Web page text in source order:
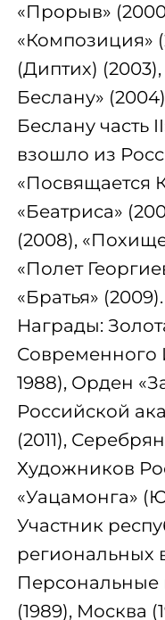
«Прорыв»
«Композиция»
(Диптих)
Беслану»
Беслану часть
взошло из
«Посвящается
«Беатриса»
(2008),
«Полет
«Братья» (2009).
Награды:
Современного
1988), Орден
Российской
(2011),
Художников
«Уацамонга»
Участник
региональных
Персональные
(1989), Москва